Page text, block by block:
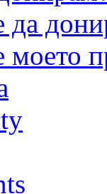
да